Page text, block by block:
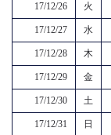
17/12/26 火
17/12/27 水
17/12/28 木
17/12/29 金
17/12/30 土
17/12/31 日